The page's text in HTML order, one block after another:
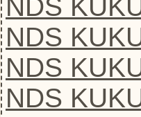
NDS
NDS
NDS
NDS